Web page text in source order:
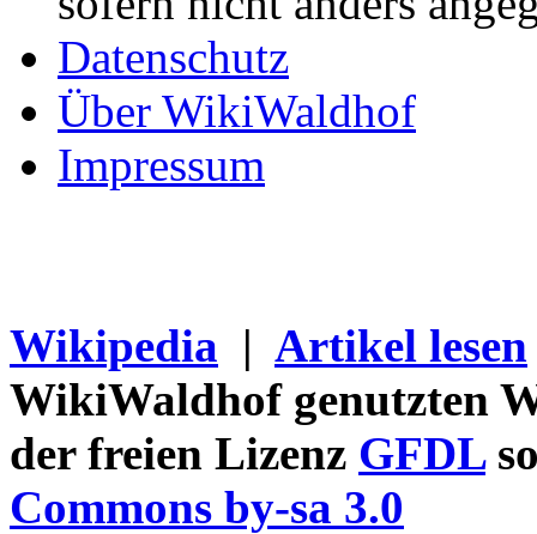
Datenschutz
Über WikiWaldhof
Impressum
Wikipedia | Artikel lesen
WikiWaldhof genutzten
der freien Lizenz GFDL
Commons by-sa 3.0